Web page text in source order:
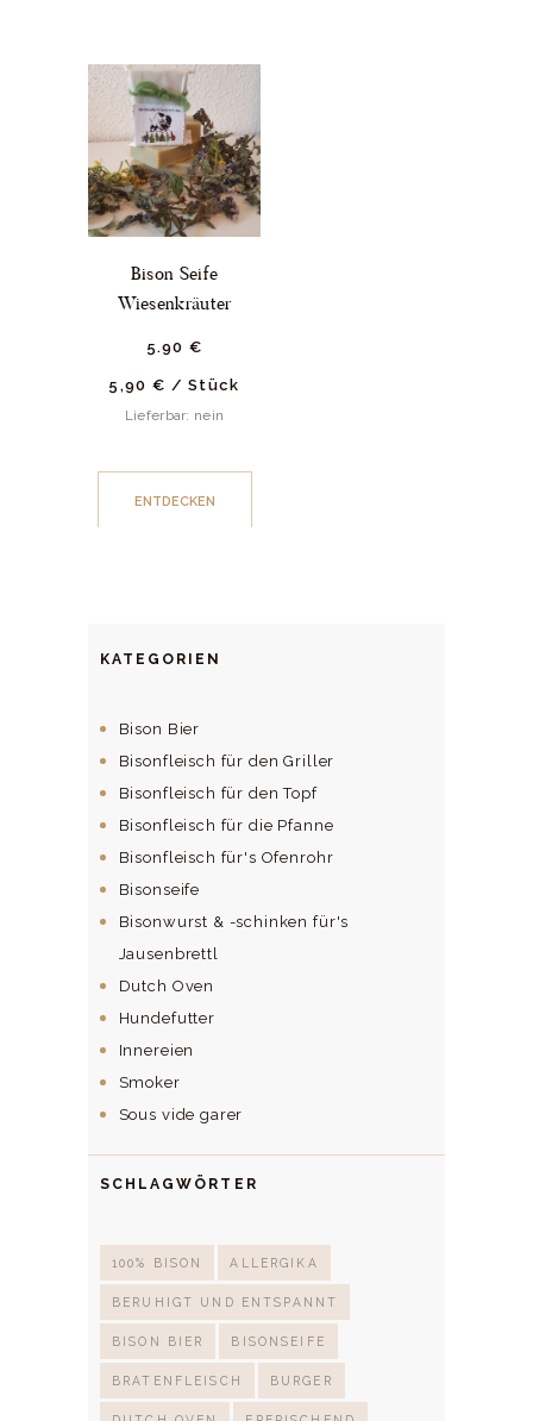
Bison Seife
Wiesenkräuter
5.90 €
5,90 € /Stück
Lieferbar: nein
ENTDECKEN
KATEGORIEN
Bison Bier
Bisonfleisch für den Griller
Bisonfleisch für den Topf
Bisonfleisch für die Pfanne
Bisonfleisch für's Ofenrohr
Bisonseife
Bisonwurst & -schinken für's
Jausenbrettl
Dutch Oven
Hundefutter
Innereien
Smoker
Sous vide garer
SCHLAGWÖRTER
100% BISON ALLERGIKA
BERUHIGT UND ENTSPANNT
BISON BIER BISONSEIFE
BRATENFLEISCH BURGER